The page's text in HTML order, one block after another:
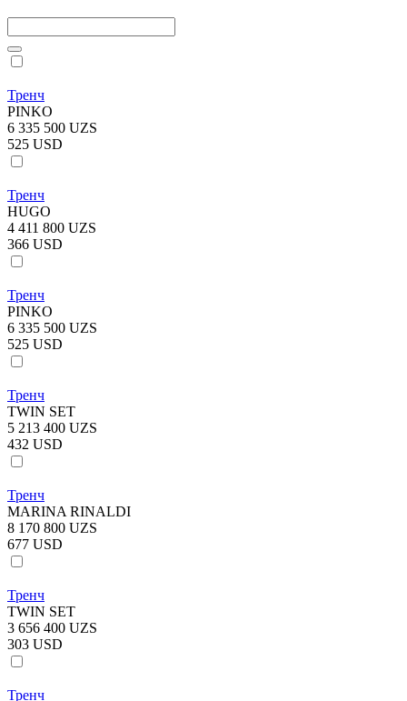
Тренч
PINKO
6 335 500 UZS
525 USD
Тренч
HUGO
4 411 800 UZS
366 USD
Тренч
PINKO
6 335 500 UZS
525 USD
Тренч
TWIN SET
5 213 400 UZS
432 USD
Тренч
MARINA RINALDI
8 170 800 UZS
677 USD
Тренч
TWIN SET
3 656 400 UZS
303 USD
Тренч